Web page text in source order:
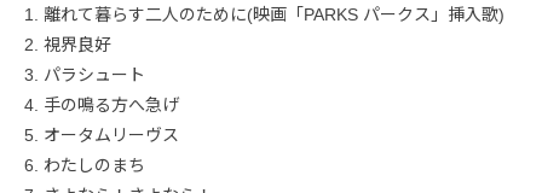
1. 離れて暮らす二人のために(映画「PARKS パークス」挿入歌)
2. 視界良好
3. パラシュート
4. 手の鳴る方へ急げ
5. オータムリーヴス
6. わたしのまち